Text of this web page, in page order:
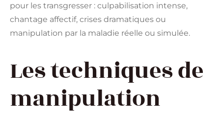
pour les transgresser : culpabilisation intense,
chantage affectif, crises dramatiques ou
manipulation par la maladie réelle ou simulée.
Les techniques de
manipulation